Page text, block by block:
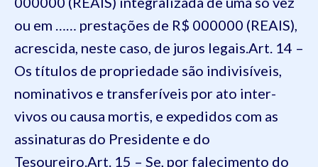
ou em …… prestações de R$ 000000 (REAIS),
acrescida, neste caso, de juros legais.Art. 14 –
Os títulos de propriedade são indivisíveis,
nominativos e transferíveis por ato inter-
vivos ou causa mortis, e expedidos com as
assinaturas do Presidente e do
Tesoureiro.Art. 15 – Se, por falecimento do